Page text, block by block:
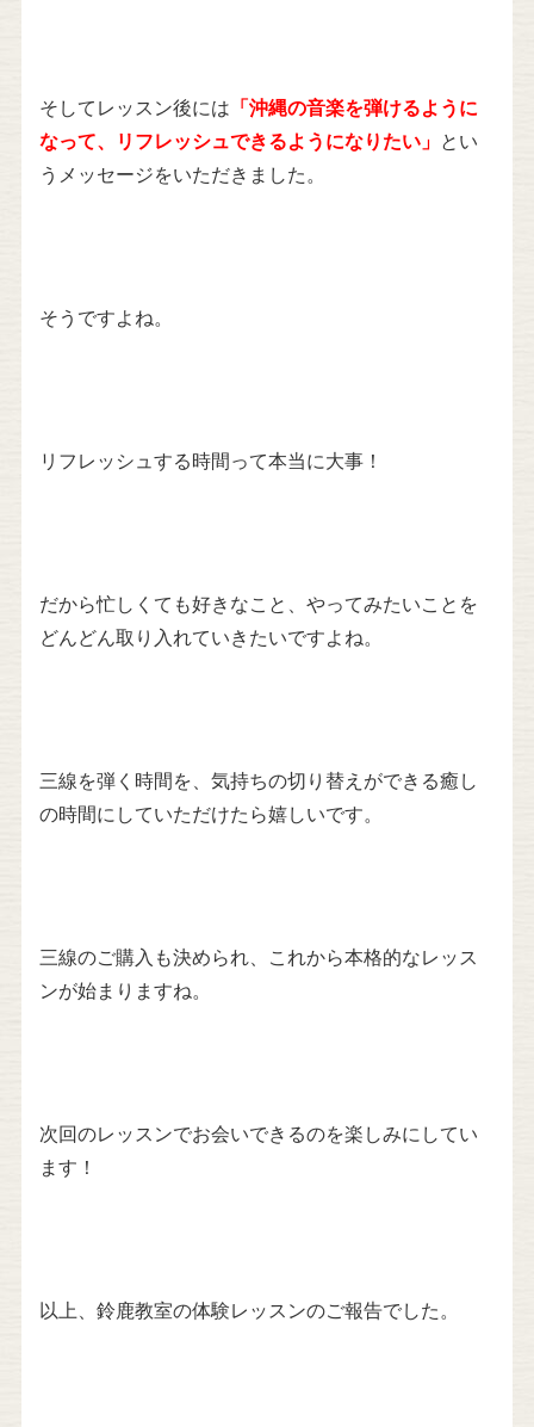
そしてレッスン後には 「沖縄の音楽を弾けるように
なって、リフレッシュできるようになりたい」 とい
うメッセージをいただきました。
そうですよね。
リフレッシュする時間って本当に大事！
だから忙しくても好きなこと、やってみたいことを
どんどん取り入れていきたいですよね。
三線を弾く時間を、気持ちの切り替えができる癒し
の時間にしていただけたら嬉しいです。
三線のご購入も決められ、これから本格的なレッス
ンが始まりますね。
次回のレッスンでお会いできるのを楽しみにしてい
ます！
以上、鈴鹿教室の体験レッスンのご報告でした。